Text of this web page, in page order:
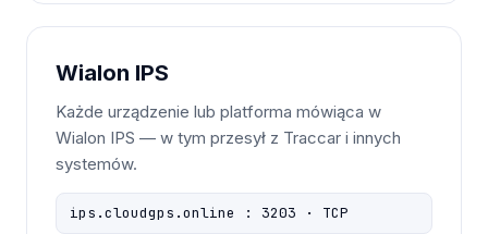
Wialon IPS
Każde urządzenie lub platforma mówiąca w
Wialon IPS — w tym przesył z Traccar i innych
systemów.
ips.cloudgps.online : 3203 · TCP